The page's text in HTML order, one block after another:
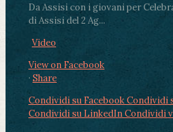
Da Assisi con i giovani per
di Assisi del 2 Ag...
Video
View on Facebook
· Share
Condividi su FacebookCondividi
Condividi su LinkedInCondividi